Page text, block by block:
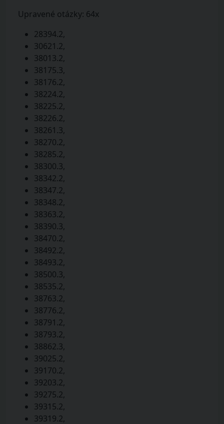
Upravené otázky: 64x
28394.2,
30621.2,
38013.2,
38175.3,
38176.2,
38224.2,
38225.2,
38226.2,
38261.3,
38270.2,
38285.2,
38300.3,
38342.2,
38347.2,
38348.2,
38363.2,
38390.3,
38470.2,
38492.2,
38493.2,
38500.3,
38535.2,
38763.2,
38776.2,
38791.2,
38793.2,
38862.3,
39025.2,
39170.2,
39203.2,
39275.2,
39315.2,
39319.2,